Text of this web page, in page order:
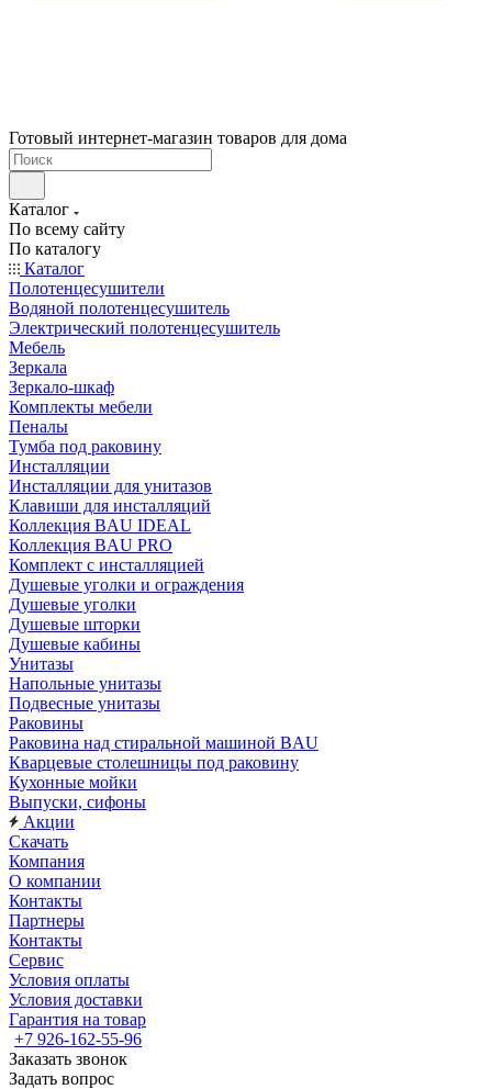
Готовый интернет-магазин товаров для дома
Каталог
По всему сайту
По каталогу
Каталог
Полотенцесушители
Водяной полотенцесушитель
Электрический полотенцесушитель
Мебель
Зеркала
Зеркало-шкаф
Комплекты мебели
Пеналы
Тумба под раковину
Инсталляции
Инсталляции для унитазов
Клавиши для инсталляций
Коллекция BAU IDEAL
Коллекция BAU PRO
Комплект с инсталляцией
Душевые уголки и ограждения
Душевые уголки
Душевые шторки
Душевые кабины
Унитазы
Напольные унитазы
Подвесные унитазы
Раковины
Раковина над стиральной машиной BAU
Кварцевые столешницы под раковину
Кухонные мойки
Выпуски, сифоны
Акции
Скачать
Компания
О компании
Контакты
Партнеры
Контакты
Сервис
Условия оплаты
Условия доставки
Гарантия на товар
+7 926-162-55-96
Заказать звонок
Задать вопрос